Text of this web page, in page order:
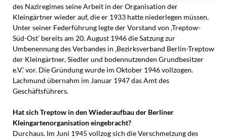
des Naziregimes seine Arbeit in der Organisation der
Kleingärtner wieder auf, die er 1933 hatte niederlegen müssen.
Unter seiner Federführung legte der Vorstand von ‚Treptow-
Süd-Ost’ bereits am 20. August 1946 die Satzung zur
Umbenennung des Verbandes in ‚Bezirksverband Berlin-Treptow
der Kleingärtner, Siedler und bodennutzenden Grundbesitzer
e.V.’ vor. Die Gründung wurde im Oktober 1946 vollzogen.
Lachmund übernahm im Januar 1947 das Amt des
Geschäftsführers.
Hat sich Treptow in den Wiederaufbau der Berliner
Kleingartenorganisation eingebracht?
Durchaus. Im Juni 1945 vollzog sich die Verschmelzung des